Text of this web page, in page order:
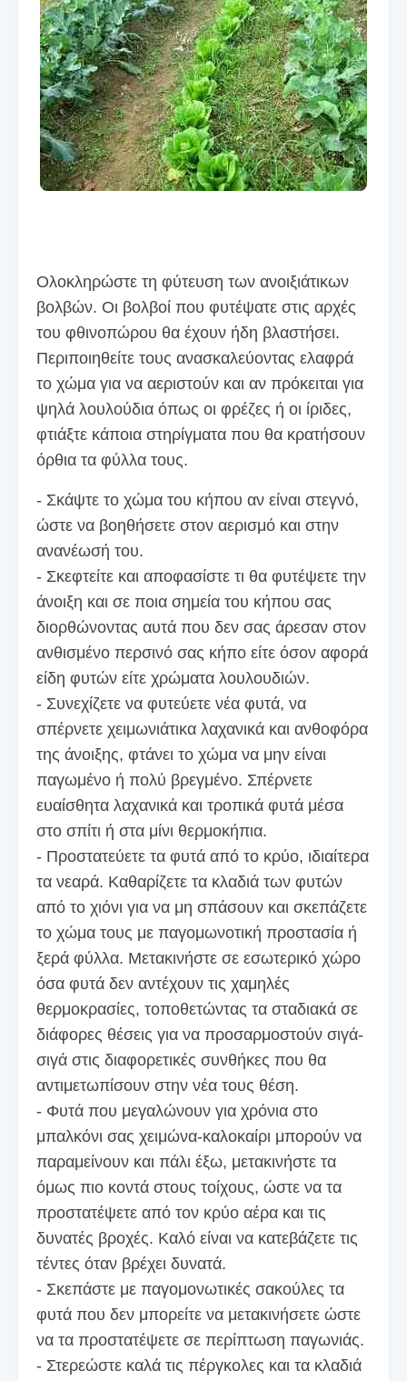
Ολοκληρώστε τη φύτευση των ανοιξιάτικων
βολβών. Οι βολβοί που φυτέψατε στις αρχές
του φθινοπώρου θα έχουν ήδη βλαστήσει.
Περιποιηθείτε τους ανασκαλεύοντας ελαφρά
το χώμα για να αεριστούν και αν πρόκειται για
ψηλά λουλούδια όπως οι φρέζες ή οι ίριδες,
φτιάξτε κάποια στηρίγματα που θα κρατήσουν
όρθια τα φύλλα τους.
- Σκάψτε το χώμα του κήπου αν είναι στεγνό,
ώστε να βοηθήσετε στον αερισμό και στην
ανανέωσή του.
- Σκεφτείτε και αποφασίστε τι θα φυτέψετε την
άνοιξη και σε ποια σημεία του κήπου σας
διορθώνοντας αυτά που δεν σας άρεσαν στον
ανθισμένο περσινό σας κήπο είτε όσον αφορά
είδη φυτών είτε χρώματα λουλουδιών.
- Συνεχίζετε να φυτεύετε νέα φυτά, να
σπέρνετε χειμωνιάτικα λαχανικά και ανθοφόρα
της άνοιξης, φτάνει το χώμα να μην είναι
παγωμένο ή πολύ βρεγμένο. Σπέρνετε
ευαίσθητα λαχανικά και τροπικά φυτά μέσα
στο σπίτι ή στα μίνι θερμοκήπια.
- Προστατεύετε τα φυτά από το κρύο, ιδιαίτερα
τα νεαρά. Καθαρίζετε τα κλαδιά των φυτών
από το χιόνι για να μη σπάσουν και σκεπάζετε
το χώμα τους με παγομωνοτική προστασία ή
ξερά φύλλα. Μετακινήστε σε εσωτερικό χώρο
όσα φυτά δεν αντέχουν τις χαμηλές
θερμοκρασίες, τοποθετώντας τα σταδιακά σε
διάφορες θέσεις για να προσαρμοστούν σιγά-
σιγά στις διαφορετικές συνθήκες που θα
αντιμετωπίσουν στην νέα τους θέση.
- Φυτά που μεγαλώνουν για χρόνια στο
μπαλκόνι σας χειμώνα-καλοκαίρι μπορούν να
παραμείνουν και πάλι έξω, μετακινήστε τα
όμως πιο κοντά στους τοίχους, ώστε να τα
προστατέψετε από τον κρύο αέρα και τις
δυνατές βροχές. Καλό είναι να κατεβάζετε τις
τέντες όταν βρέχει δυνατά.
- Σκεπάστε με παγομονωτικές σακούλες τα
φυτά που δεν μπορείτε να μετακινήσετε ώστε
να τα προστατέψετε σε περίπτωση παγωνιάς.
- Στερεώστε καλά τις πέργκολες και τα κλαδιά